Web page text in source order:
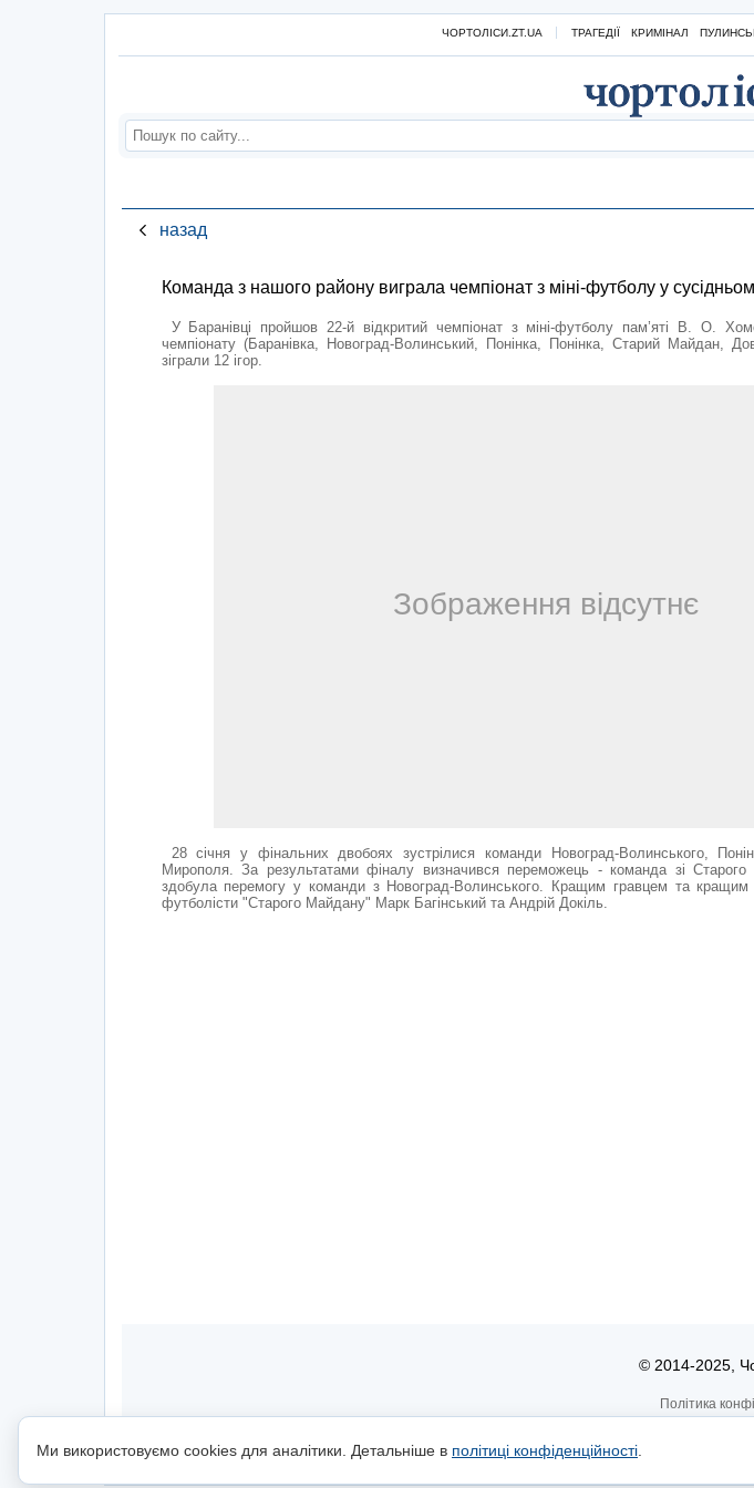
ЧОРТОЛІСИ.ZT.UA ТРАГЕДІЇ КРИМІНАЛ
назад
Команда з нашого району виграла чемпіонат з міні-футболу у
У Баранівці пройшов 22-й відкритий чемпіонат з міні-футболу пам’яті В. О.
чемпіонату (Баранівка, Новоград-Волинський, Понінка, Понінка, Старий Майдан,
зіграли 12 ігор.
28 січня у фінальних двобоях зустрілися команди Новоград-Волинського,
Мирополя. За результатами фіналу визначився переможець - команда зі
здобула перемогу у команди з Новоград-Волинського. Кращим гравцем та кращим
футболісти "Старого Майдану" Марк Багінський та Андрій Докіль.
© 2014-2025,
Політика
Ми використовуємо cookies для аналітики. Детальніше в політиці конфіденційності